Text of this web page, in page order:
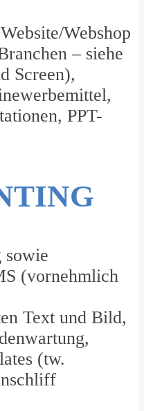
Webshop
– siehe
Screen),
PPT-
sowie
(vornehmlich
Text und Bild,
(tw.